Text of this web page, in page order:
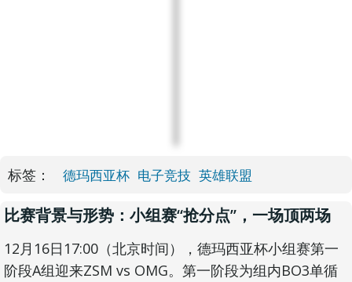
标签： 德玛西亚杯 电子竞技 英雄联盟
比赛背景与形势：小组赛“抢分点”，一场顶两场
12月16日17:00（北京时间），德玛西亚杯小组赛第一
阶段A组迎来ZSM vs OMG。第一阶段为组内BO3单循